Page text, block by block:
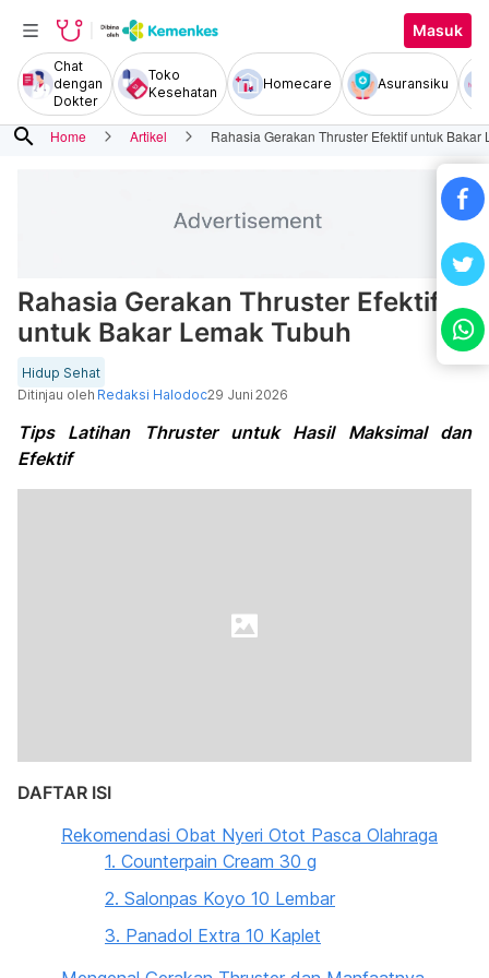
Masuk
Chat
dengan
Dokter
Toko
Kesehatan
Homecare Asuransiku
search Home Artikel Rahasia Gerakan Thruster Efektif untuk Bakar
Rahasia Gerakan Thruster Efektif
untuk Bakar Lemak Tubuh
Hidup Sehat
Ditinjau oleh Redaksi Halodoc29 Juni 2026
Tips Latihan Thruster untuk Hasil Maksimal dan
Efektif
DAFTAR ISI
Rekomendasi Obat Nyeri Otot Pasca Olahraga
1. Counterpain Cream 30 g
2. Salonpas Koyo 10 Lembar
3. Panadol Extra 10 Kaplet